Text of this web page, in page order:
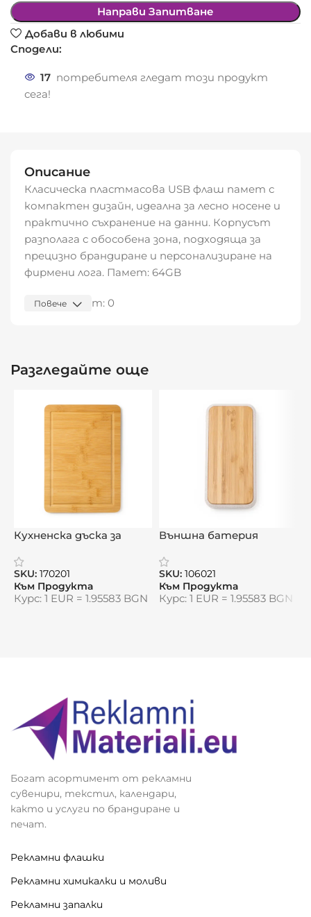
Направи Запитване
Добави в любими
Сподели:
17 потребителя гледат този продукт
сега!
Описание
Класическа пластмасова USB флаш памет с
компактен дизайн, идеална за лесно носене и
практично съхранение на данни. Корпусът
разполага с обособена зона, подходяща за
прецизно брандиране и персонализиране на
фирмени лога. Памет: 64GB
Видяна от: 0
Повече
Разгледайте още
Кухненска дъска за
SKU: 170201
Към Продукта
Курс: 1 EUR = 1.95583 BGN
Външна батерия
зареждане с безжична
свобода
SKU: 106021
Към Продукта
Курс: 1 EUR = 1.95583 BGN
Богат асортимент от рекламни
сувенири, текстил, календари,
както и услуги по брандиране и
печат.
Рекламни флашки
Рекламни химикалки и моливи
Рекламни запалки